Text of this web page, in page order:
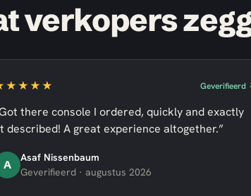
verkopers
Geverifieerd
there console I ordered, quickly and exactly
described! A great experience altogether.”
A
Asaf Nissenbaum
Geverifieerd · augustus 2026